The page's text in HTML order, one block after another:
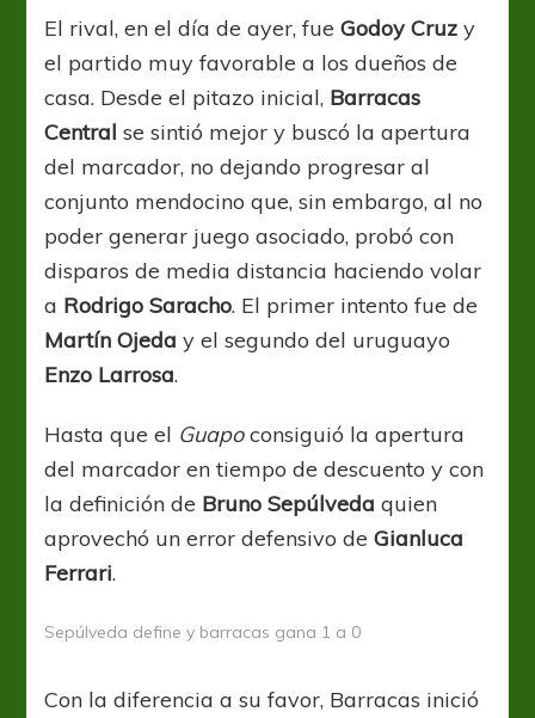
El rival, en el día de ayer, fueGodoy Cruz y
el partido muy favorable a los dueños de
casa. Desde el pitazo inicial, Barracas
Central se sintió mejor y buscó la apertura
del marcador, no dejando progresar al
conjunto mendocino que, sin embargo, al no
poder generar juego asociado, probó con
disparos de media distancia haciendo volar
a Rodrigo Saracho. El primer intento fue de
Martín Ojeda y el segundo del uruguayo
Enzo Larrosa.
Hasta que el Guapoconsiguió la apertura
del marcador en tiempo de descuento y con
la definición de Bruno Sepúlveda quien
aprovechó un error defensivo deGianluca
Ferrari.
Sepúlveda define y barracas gana 1 a 0
Con la diferencia a su favor, Barracas inició